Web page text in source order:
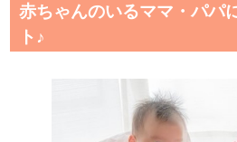
赤ちゃんのいるママ・パパ
ト♪